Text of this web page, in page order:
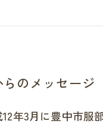
のメッセージ
年3月に豊中市服